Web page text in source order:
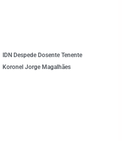
IDN Despede Dosente Tenente
Koronel Jorge Magalhães